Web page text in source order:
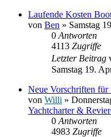
Laufende Kosten
von Ben » Samstag
0 Antworten
4113 Zugriffe
Letzter Beitrag
Samstag 19.
Neue Vorschriften
von Willi »
Yachtcharter &
0 Antworten
4983 Zugriffe